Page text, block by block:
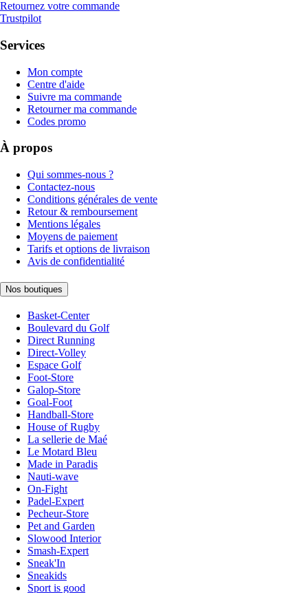
Retournez votre commande
Trustpilot
Services
Mon compte
Centre d'aide
Suivre ma commande
Retourner ma commande
Codes promo
À propos
Qui sommes-nous ?
Contactez-nous
Conditions générales de vente
Retour & remboursement
Mentions légales
Moyens de paiement
Tarifs et options de livraison
Avis de confidentialité
Nos boutiques
Basket-Center
Boulevard du Golf
Direct Running
Direct-Volley
Espace Golf
Foot-Store
Galop-Store
Goal-Foot
Handball-Store
House of Rugby
La sellerie de Maé
Le Motard Bleu
Made in Paradis
Nauti-wave
On-Fight
Padel-Expert
Pecheur-Store
Pet and Garden
Slowood Interior
Smash-Expert
Sneak'In
Sneakids
Sport is good